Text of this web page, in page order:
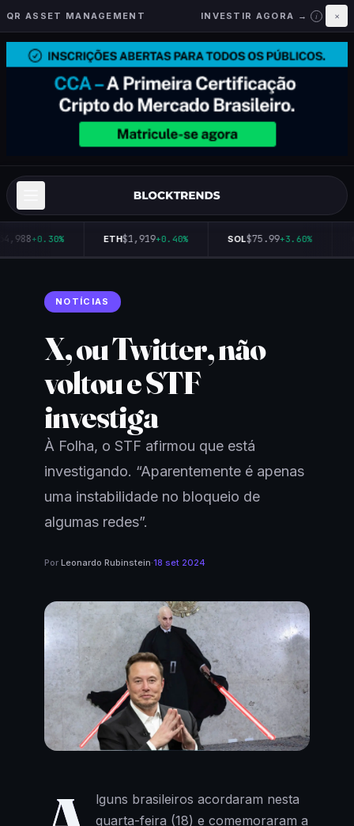
QR ASSET MANAGEMENT INVESTIR AGORA → i ×
+0.30% ETH$1,919+0.40% SOL$75.99+3.60%
NOTÍCIAS
X, ou Twitter, não
voltou e STF
investiga
À Folha, o STF afirmou que está
investigando. “Aparentemente é apenas
uma instabilidade no bloqueio de
algumas redes”.
Por Leonardo Rubinstein·18 set 2024
lguns brasileiros acordaram nesta
quarta-feira (18) e comemoraram a